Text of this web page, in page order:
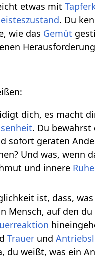
etwas mit
. Du
wie das Gemüt
dich, es macht
. Du bewahrst
sofort geraten
Und was, wenn
und innere Ruhe
ist, dass,
Mensch, auf den
Trauer und
du weißt, was ein